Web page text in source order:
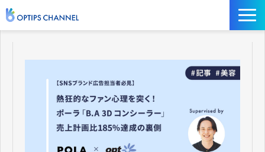
お役立ち資料
イベント
サービス／ツール